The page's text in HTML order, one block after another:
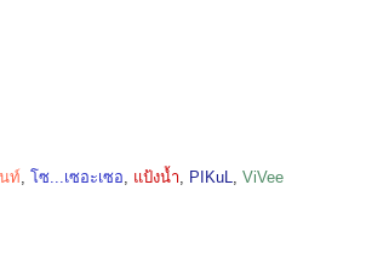
ท์,โซ...เซอะเซอ, แป้งน้ำ, PIKuL,ViVee